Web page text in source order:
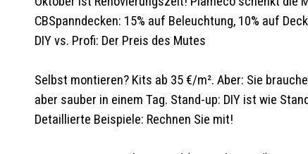
CBSpanndecken: 15% auf Beleuchtung, 10% auf
DIY vs. Profi: Der Preis des Mutes
Selbst montieren? Kits ab 35 €/m². Aber: Sie
aber sauber in einem Tag. Stand-up: DIY ist wie
Detaillierte Beispiele: Rechnen Sie mit!